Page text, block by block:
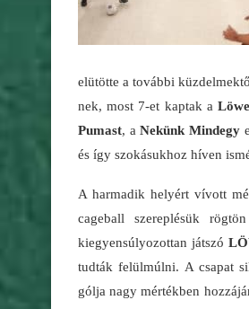
elütötte a további
nek, most 7-et kaptak a
Pumast, aNekünk Mindegy
és így szokásukhoz híven
A harmadik helyért vívott
cageball szereplésük
kiegyensúlyozottan játszó
tudták felülmúlni. A csapat
gólja nagy mértékben